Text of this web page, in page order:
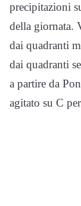
precipitazioni
della giornata.
dai quadranti
dai quadranti
a partire da
agitato su C